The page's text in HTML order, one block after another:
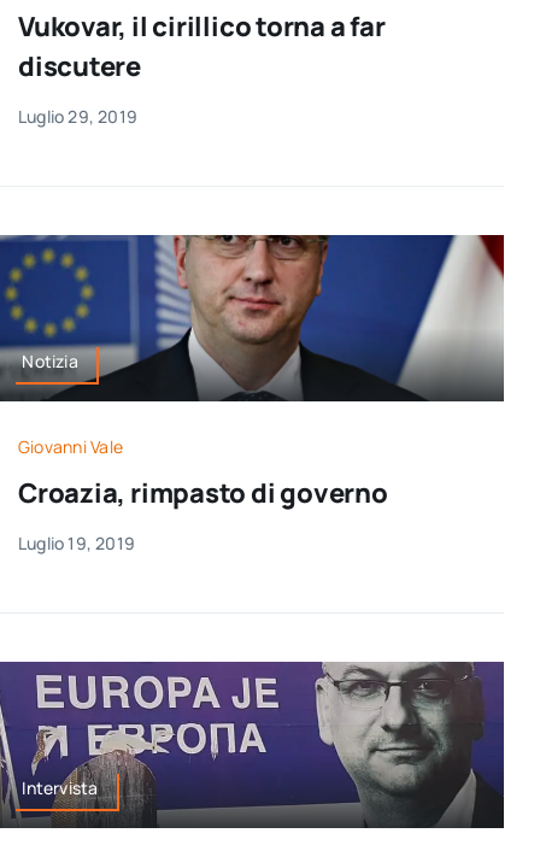
Vukovar, il cirillico torna a far
discutere
Luglio 29, 2019
Notizia
Giovanni Vale
Croazia, rimpasto di governo
Luglio 19, 2019
Intervista